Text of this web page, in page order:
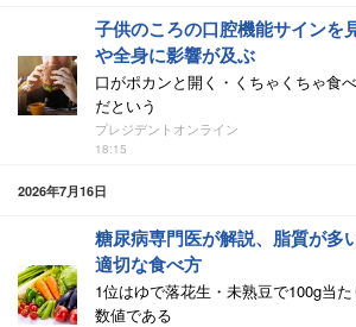
子供のころの口腔機能サインを
や全身に影響が及ぶ
口がポカンと開く・くちゃくちゃ食
だという
プレジデントオンライン
18:15
2026年7月16日
糖尿病専門医が解説、脂質が多
適切な食べ方
1位はゆで落花生・未熟豆で100g当
数値である